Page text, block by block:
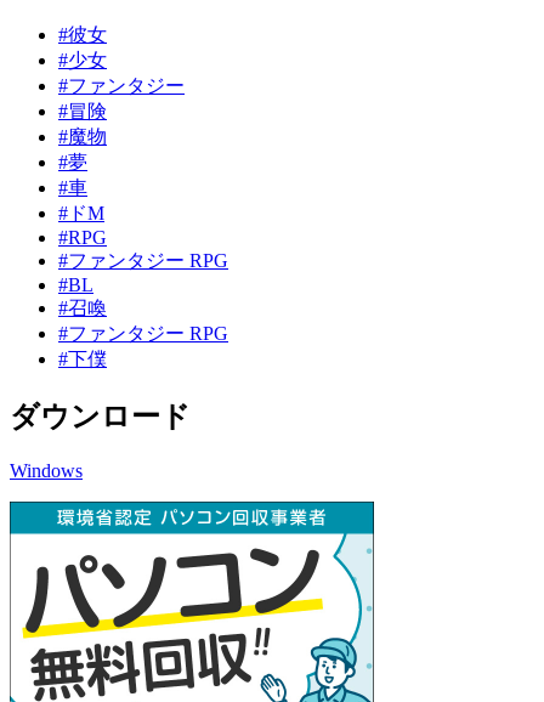
#彼女
#少女
#ファンタジー
#冒険
#魔物
#夢
#車
#ドM
#RPG
#ファンタジー RPG
#BL
#召喚
#ファンタジー RPG
#下僕
ダウンロード
Windows